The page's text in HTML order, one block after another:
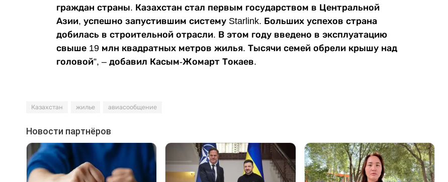
граждан страны. Казахстан стал первым государством в Центральной
Азии, успешно запустившим систему Starlink. Больших успехов страна
добилась в строительной отрасли. В этом году введено в эксплуатацию
свыше 19 млн квадратных метров жилья. Тысячи семей обрели крышу над
головой”, – добавил Касым-Жомарт Токаев.
Казахстан жилье авиасообщение